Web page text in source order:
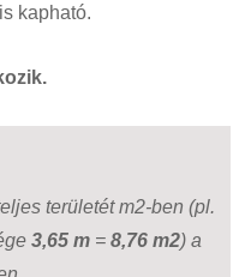
kapható.
területét m2-ben (pl.
3,65 m = 8,76 m2) a